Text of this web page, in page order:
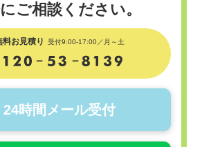
ご相談ください。
料お見積り 受付9:00-17:00／月～土
24時間メール受付